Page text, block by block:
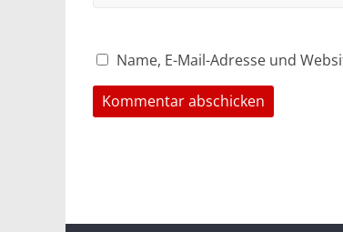
Name, E-Mail-Adresse und